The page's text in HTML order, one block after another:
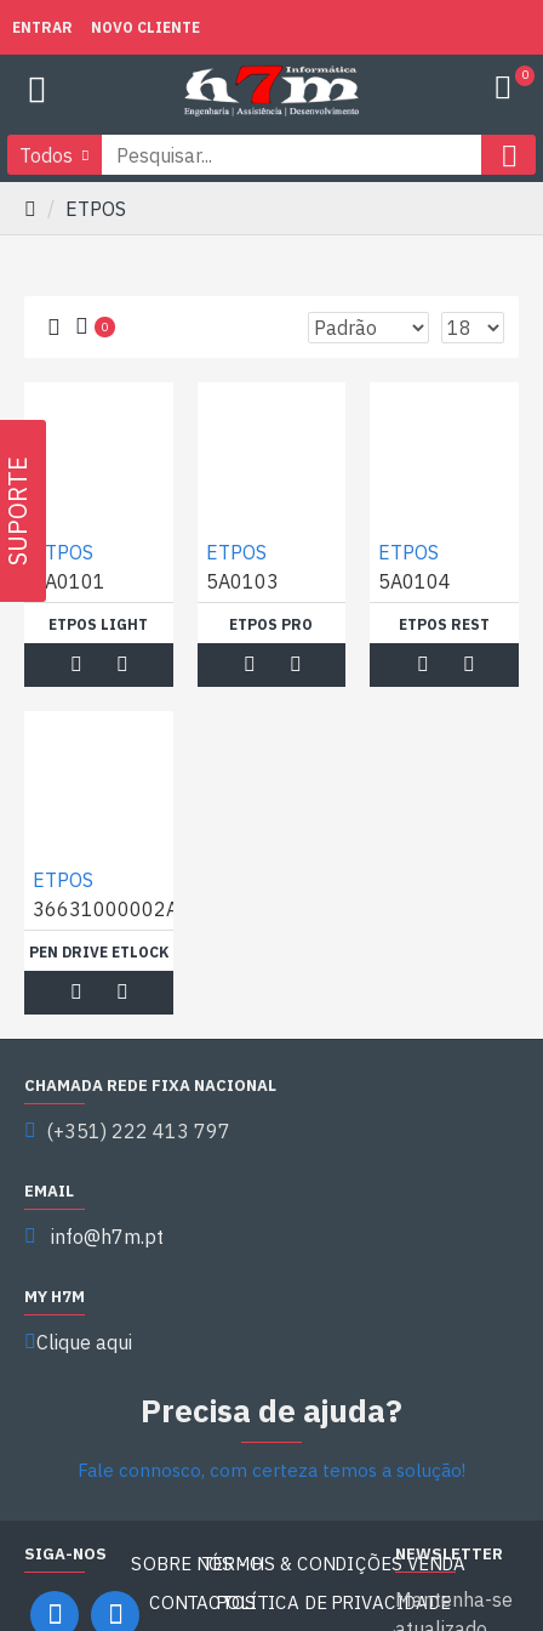
SUPORTE
ENTRAR NOVO CLIENTE
0
Todos
ETPOS
0
ETPOS
5A0101
ETPOS LIGHT
ETPOS
5A0103
ETPOS PRO
ETPOS
5A0104
ETPOS REST
ETPOS
36631000002A
PEN DRIVE ETLOCK
CHAMADA REDE FIXA NACIONAL
(+351) 222 413 797
EMAIL
info@h7m.pt
MY H7M
Clique aqui
Precisa de ajuda?
Fale connosco, com certeza temos a solução!
SIGA-NOS
SOBRE NÓS - H7M
CONTACTOS
TERMOS & CONDIÇÕES VENDA
POLÍTICA DE PRIVACIDADE
NEWSLETTER
Mantenha-se